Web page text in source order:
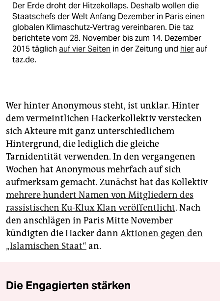
Der Erde droht der Hitzekollaps. Deshalb wollen die
Staatschefs der Welt Anfang Dezember in Paris einen
globalen Klimaschutz-Vertrag vereinbaren. Die taz
berichtete vom 28. November bis zum 14. Dezember
2015 täglich auf vier Seiten in der Zeitung und hierauf
taz.de.
Wer hinter Anonymous steht, ist unklar. Hinter
dem vermeintlichen Hackerkollektiv verstecken
sich Akteure mit ganz unterschiedlichem
Hintergrund, die lediglich die gleiche
Tarnidentität verwenden. In den vergangenen
Wochen hat Anonymous mehrfach auf sich
aufmerksam gemacht. Zunächst hat das Kollektiv
mehrere hundert Namen von Mitgliedern des
rassistischen Ku-Klux Klan veröffentlicht. Nach
den anschlägen in Paris Mitte November
kündigten die Hacker dann Aktionen gegen den
„Islamischen Staat“ an.
Die Engagierten stärken